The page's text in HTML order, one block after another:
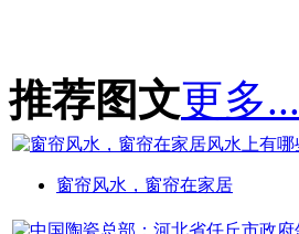
推荐图文更多...
窗帘风水，窗帘在家居